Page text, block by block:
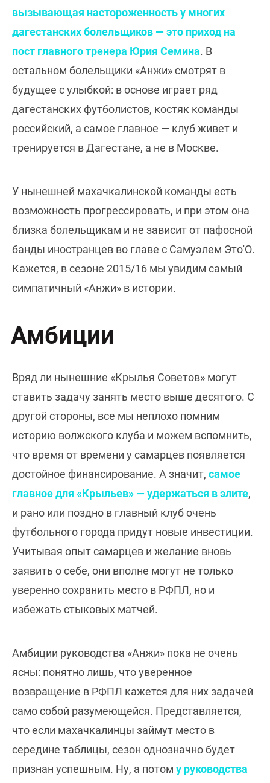
вызывающая настороженность у многих
дагестанских болельщиков — это приход на
пост главного тренера Юрия Семина. В
остальном болельщики «Анжи» смотрят в
будущее с улыбкой: в основе играет ряд
дагестанских футболистов, костяк команды
российский, а самое главное — клуб живет и
тренируется в Дагестане, а не в Москве.
У нынешней махачкалинской команды есть
возможность прогрессировать, и при этом она
близка болельщикам и не зависит от пафосной
банды иностранцев во главе с Самуэлем Это'О.
Кажется, в сезоне 2015/16 мы увидим самый
симпатичный «Анжи» в истории.
Амбиции
Вряд ли нынешние «Крылья Советов» могут
ставить задачу занять место выше десятого. С
другой стороны, все мы неплохо помним
историю волжского клуба и можем вспомнить,
что время от времени у самарцев появляется
достойное финансирование. А значит, самое
главное для «Крыльев» — удержаться в элите,
и рано или поздно в главный клуб очень
футбольного города придут новые инвестиции.
Учитывая опыт самарцев и желание вновь
заявить о себе, они вполне могут не только
уверенно сохранить место в РФПЛ, но и
избежать стыковых матчей.
Амбиции руководства «Анжи» пока не очень
ясны: понятно лишь, что уверенное
возвращение в РФПЛ кажется для них задачей
само собой разумеющейся. Представляется,
что если махачкалинцы займут место в
середине таблицы, сезон однозначно будет
признан успешным. Ну, а потом у руководства